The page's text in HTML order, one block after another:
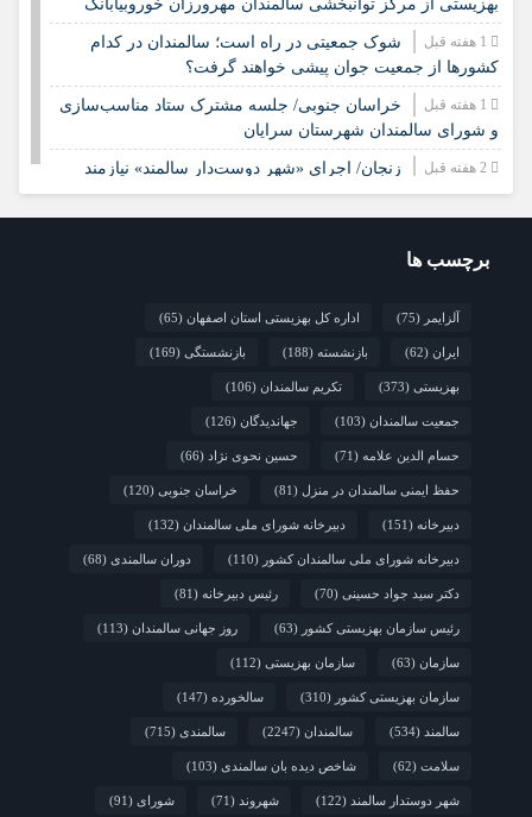
بهزیستی از مرکز توانبخشی سالمندان مهرورزان خوروبیابانک
شوک جمعیتی در راه است؛ سالمندان در کدام
کشورها از جمعیت جوان پیشی خواهند گرفت؟
خراسان جنوبی/ جلسه مشترک ستاد مناسب‌سازی
و شورای سالمندان شهرستان سرایان
زنجان/ اجرای «شهر دوست‌دار سالمند» نیازمند
مشارکت همه دستگاه‌هاست
محلی و مشارکت اجتماعی
مورد چگونگی مشارکت رویکردهای جامعه‌محور در سالمندی سالم
فارس/ سه‌گانه افتتاح مراکز سالمندان در هفته
بهزیستی؛ پاسداشت مقام مادربزرگ‌ها و پدربزرگ‌ها
برچسب ها
آلزایمر (75) اداره کل بهزیستی استان اصفهان (65)
ایران (62) بازنشسته (188) بازنشستگی (169)
بهزیستی (373) تکریم سالمندان (106)
جمعیت سالمندان (103) جهاندیدگان (126)
حسام الدین علامه (71) حسین نحوی نژاد (66)
حفظ ایمنی سالمندان در منزل (81) خراسان جنوبی (120)
دبیرخانه (151) دبیرخانه شورای ملی سالمندان (132)
دبیرخانه شورای ملی سالمندان کشور (110) دوران سالمندی (68)
دکتر سید جواد حسینی (70) رئیس دبیرخانه (81)
رئیس سازمان بهزیستی کشور (63) روز جهانی سالمندان (113)
سازمان (63) سازمان بهزیستی (112)
سازمان بهزیستی کشور (310) سالخورده (147)
سالمند (534) سالمندان (2247) سالمندی (715)
سلامت (62) شاخص دیده بان سالمندی (103)
شهر دوستدار سالمند (122) شهروند (71) شورای (91)